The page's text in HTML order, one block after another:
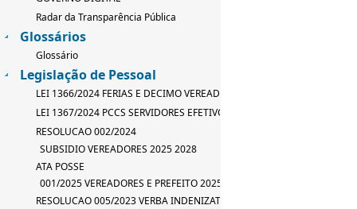
Radar da Transparência Pública
Glossários
Glossário
Legislação de Pessoal
LEI 1366/2024 FERIAS E DECIMO VEREADOR
LEI 1367/2024 PCCS SERVIDORES EFETIVOS
RESOLUCAO 002/2024
SUBSIDIO VEREADORES 2025 2028
ATA POSSE
001/2025 VEREADORES E PREFEITO 2025 2028
RESOLUCAO 005/2023 VERBA INDENIZATORIA